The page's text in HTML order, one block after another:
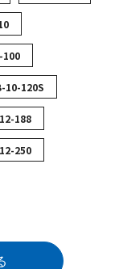
100
10-120S
188
250